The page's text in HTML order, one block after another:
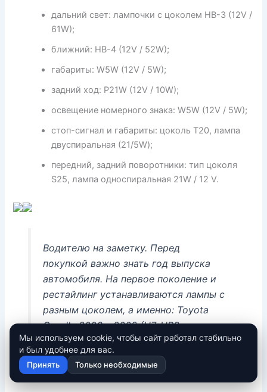
дальний свет: лампочки с цоколем HB-3 (12V /
61W);
ближний: HB-4 (12V / 52W);
габариты: W5W (12V / 5W);
задний ход: P21W (12V / 10W);
освещение номерного знака: W5W (12V / 5W);
стоп-сигнал и габариты: цоколь T20, лампа
двуспиральная (21/5W);
передний, задний поворотники: тип цоколя
S25, лампа односпиральная 21W / 12 V.
Водителю на заметку. Перед
покупкой важно знать год выпуска
автомобиля. На первое поколение и
рестайлинг устанавливаются лампы с
разным цоколем, а именно: Toyota
Corolla 2006 – 2008 (H7, HВ3,
HB4/H11), 2009 – 2012 (HB4, HВ3, H11).
Мы используем cookie, чтобы сайт работал стабильно
и был удобнее для вас.
Принять Только необходимые